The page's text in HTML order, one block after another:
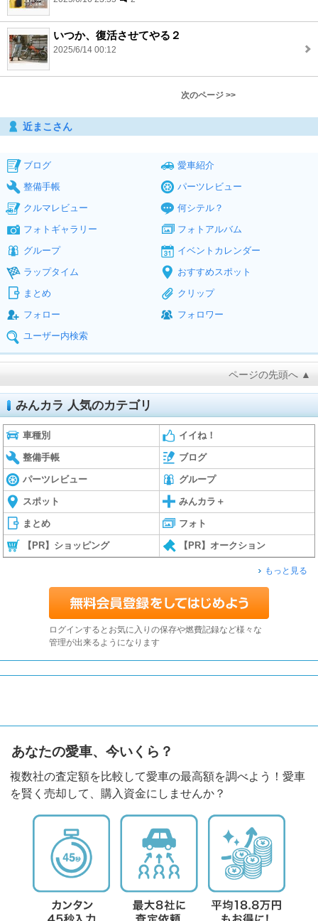
いつか、復活させてやる２
2025/6/14 00:12
次のページ >>
近まこさん
ブログ
愛車紹介
整備手帳
パーツレビュー
クルマレビュー
何シテル？
フォトギャラリー
フォトアルバム
グループ
イベントカレンダー
ラップタイム
おすすめスポット
まとめ
クリップ
フォロー
フォロワー
ユーザー内検索
ページの先頭へ ▲
みんカラ 人気のカテゴリ
車種別 イイね！
整備手帳 ブログ
パーツレビュー グループ
スポット みんカラ＋
まとめ フォト
【PR】ショッピング 【PR】オークション
もっと見る
ログインするとお気に入りの保存や燃費記録など様々な
管理が出来るようになります
あなたの愛車、今いくら？
複数社の査定額を比較して愛車の最高額を調べよう！愛車
を賢く売却して、購入資金にしませんか？